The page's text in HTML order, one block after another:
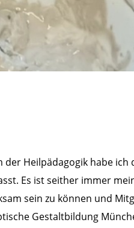
Heilpädagogik habe ich
Es ist seither immer
sein zu können und
Gestaltbildung